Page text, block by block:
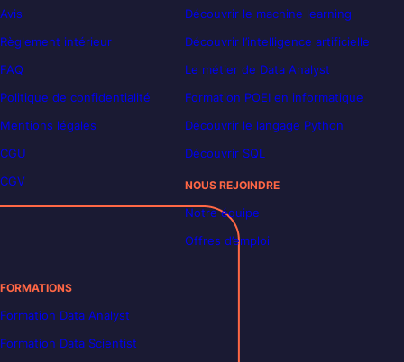
Avis
Règlement intérieur
FAQ
Politique de confidentialité
Mentions légales
CGU
CGV
Découvrir le machine learning
Découvrir l’intelligence artificielle
Le métier de Data Analyst
Formation POEI en informatique
Découvrir le langage Python
Découvrir SQL
NOUS REJOINDRE
Notre équipe
Offres d’emploi
FORMATIONS
Formation Data Analyst
Formation Data Scientist